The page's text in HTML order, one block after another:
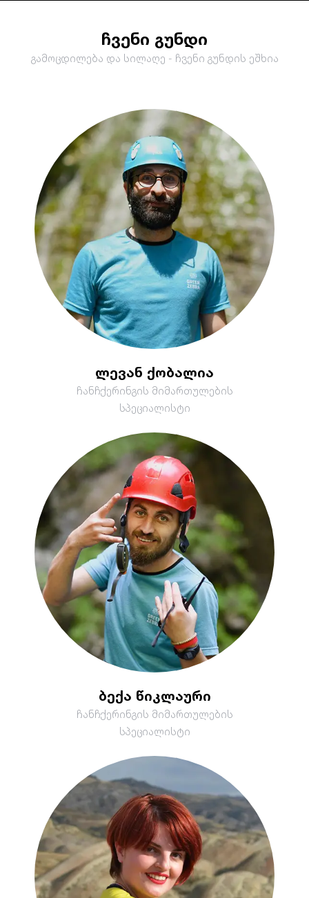
ჩვენი გუნდი
გამოცდილება და სილაღე - ჩვენი გუნდის ეშხია
ლევან ქობალია
ჩანჩქერინგის მიმართულების
სპეციალისტი
ბექა წიკლაური
ჩანჩქერინგის მიმართულების
სპეციალისტი